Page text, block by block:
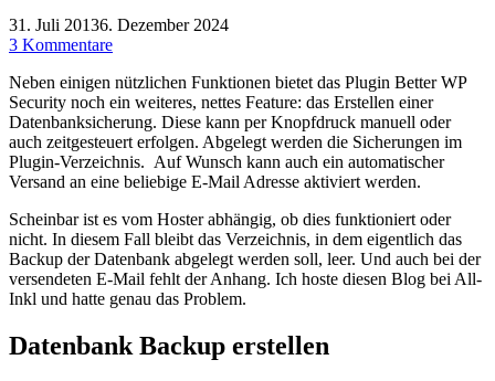
31. Juli 20136. Dezember 2024
3 Kommentare
Neben einigen nützlichen Funktionen bietet das Plugin Better WP
Security noch ein weiteres, nettes Feature: das Erstellen einer
Datenbanksicherung. Diese kann per Knopfdruck manuell oder
auch zeitgesteuert erfolgen. Abgelegt werden die Sicherungen im
Plugin-Verzeichnis. Auf Wunsch kann auch ein automatischer
Versand an eine beliebige E-Mail Adresse aktiviert werden.
Scheinbar ist es vom Hoster abhängig, ob dies funktioniert oder
nicht. In diesem Fall bleibt das Verzeichnis, in dem eigentlich das
Backup der Datenbank abgelegt werden soll, leer. Und auch bei der
versendeten E-Mail fehlt der Anhang. Ich hoste diesen Blog bei All-
Inkl und hatte genau das Problem.
Datenbank Backup erstellen